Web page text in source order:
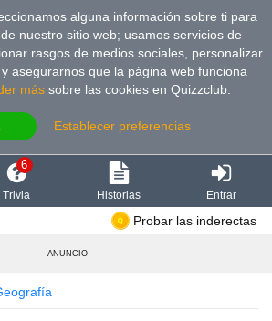
alguna información sobre ti para
nuestro sitio web; usamos servicios de
rasgos de medios sociales, personalizar
asegurarnos que la página web funciona
más sobre las cookies en Quizzclub.
Establecer preferencias
6
Trivia Historias Entrar
Probar las inderectas
ANUNCIO